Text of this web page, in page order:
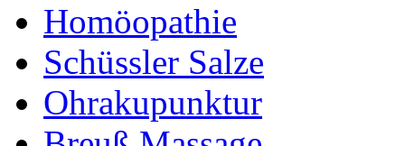
Homöopathie
Schüssler Salze
Ohrakupunktur